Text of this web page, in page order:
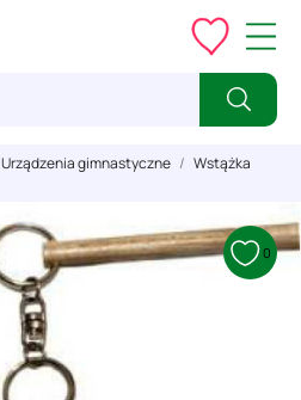
Urządzenia gimnastyczne
Wstążka
0